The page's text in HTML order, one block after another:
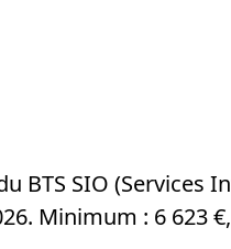
BTS SIO
Minimum : 6 623